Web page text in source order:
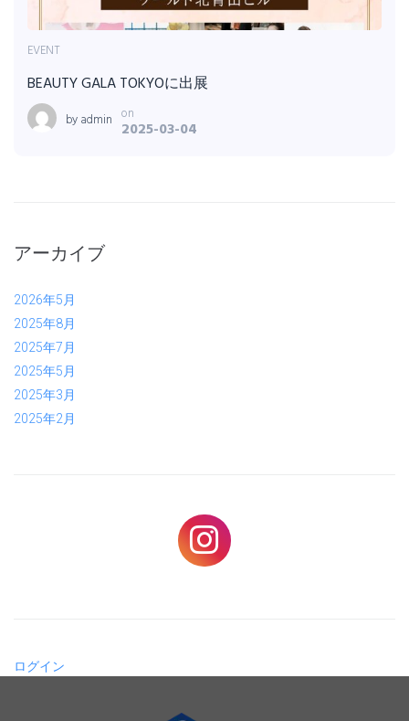
EVENT
BEAUTY GALA TOKYOに出展
byadmin on
2025-03-04
アーカイブ
2026年5月
2025年8月
2025年7月
2025年5月
2025年3月
2025年2月
ログイン